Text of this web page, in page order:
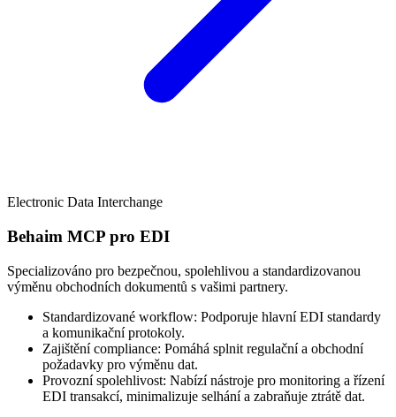
Electronic Data Interchange
Behaim MCP pro EDI
Specializováno pro bezpečnou, spolehlivou a standardizovanou
výměnu obchodních dokumentů s vašimi partnery.
Standardizované workflow: Podporuje hlavní EDI standardy
a komunikační protokoly.
Zajištění compliance: Pomáhá splnit regulační a obchodní
požadavky pro výměnu dat.
Provozní spolehlivost: Nabízí nástroje pro monitoring a řízení
EDI transakcí, minimalizuje selhání a zabraňuje ztrátě dat.